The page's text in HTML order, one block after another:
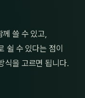
께 쓸 수 있고,
쉴 수 있다는 점이
식을 고르면 됩니다.